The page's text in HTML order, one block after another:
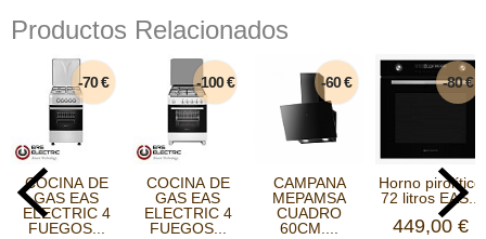
Productos Relacionados
-70 €
COCINA DE
GAS EAS
ELECTRIC 4
FUEGOS...
-100 €
COCINA DE
GAS EAS
ELECTRIC 4
FUEGOS...
-60 €
CAMPANA
MEPAMSA
CUADRO
60CM....
-80 €
Horno pirolítico
72 litros EAS...
449,00 €